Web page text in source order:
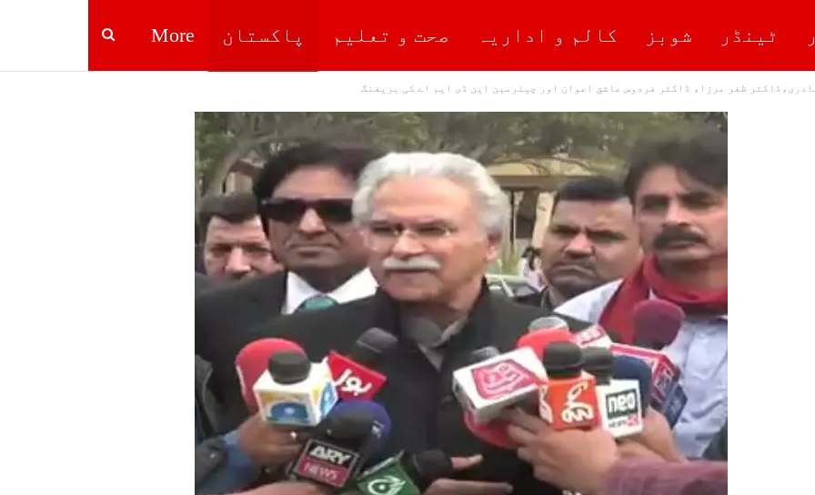
ٹینڈر شوبز کالم و اداریہ صحت و تعلیم پاکستان More
ظفر مرزا، ڈاکٹر فردوس عاشق اعوان اور چیئرمین این ڈی ایم اے کی بریفنگ